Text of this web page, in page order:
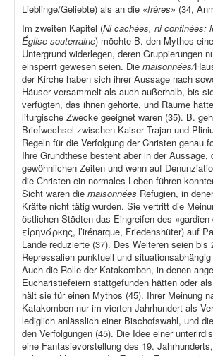
Lieblinge/Geliebte) als an die «frères» (34,
Im zweiten Kapitel (Ni cachées, ni confinées:
Église souterraine) möchte B. den Mythos
Untergrund widerlegen, deren Gruppierungen
einsperrt gewesen seien. Die maisonnées/
der Kirche haben sich ihrer Aussage nach
Häuser versammelt als auch außerhalb, bis
verfügten, das ihnen gehörte, und Räume
liturgische Zwecke geeignet waren (35). B.
Briefwechsel zwischen Kaiser Trajan und
Regeln für die Verfolgung der Christen genau
Ihre Grundthese besteht aber in der Aussage,
gewöhnlichen Zeiten und wenn auf
die Christen ein normales Leben führen
Sicht waren die maisonnées Refugien, in
Kräfte nicht tätig wurden. Sie vertritt die
östlichen Städten das Eingreifen des «gardien
εἰρηνάρκης, l’irénarque, Friedenshüter) auf
Lande reduzierte (37). Des Weiteren seien bis
Repressalien punktuell und
Auch die Rolle der Katakomben, in denen
Eucharistiefeiern stattgefunden hätten oder
hält sie für einen Mythos (45). Ihrer Meinung
Katakomben nur im vierten Jahrhundert als
lediglich anlässlich einer Bischofswahl, und
den Verfolgungen (45). Die Idee einer
eine Fantasievorstellung des 19.